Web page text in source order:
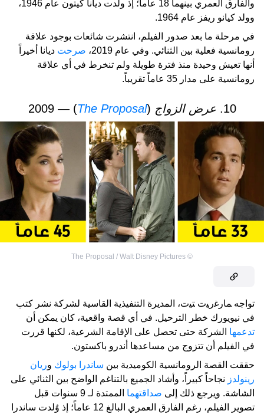
والفارق العمري بينهما 18 عاماً؛ إذ ولدت ديانا كيتون عام 1946،
وولد كيانو ريفز عام 1964.
في مرحلة ما بعد صدور الفيلم، انتشرت شائعات بوجود علاقة
رومانسية فعلية بين الثنائي. وفي عام 2019،
صرحت ديانا أخيراً
أنها تعيش وحيدة منذ فترة طويلة ولم تنخرط في أي علاقة
رومانسية على مدار 35 عاماً تقريباً.
10. عرض الزواج (
The Proposal
) — 2009
©
The Proposal / Walt Disney Pictures
تواجه ﻤﺎرﻏرﻴت ﺘﻴت، المديرة التنفيذية القاسية لشركة نشر كتب
في نيويورك خطر الترحيل. في أي قصة واقعية، كان يمكن أن
تدعمها الشركة حتى تحصل على الإقامة الشرعية، لكنها قررت
في الفيلم أن تتزوج من مساعدها أندرو باكستون.
حققت القصة الرومانسية الكوميدية بين ساندرا بولوك وريان
رينولدز نجاحاً كبيراً، وأشاد الجميع بالتناغم الواضح بين الثنائي على
الشاشة. ويرجع ذلك إلى صداقتهما
الممتدة لـ 9 سنوات قبل
تصوير الفيلم، رغم الفارق العمري البالغ 12 عاماً؛ إذ وُلدت ساندرا